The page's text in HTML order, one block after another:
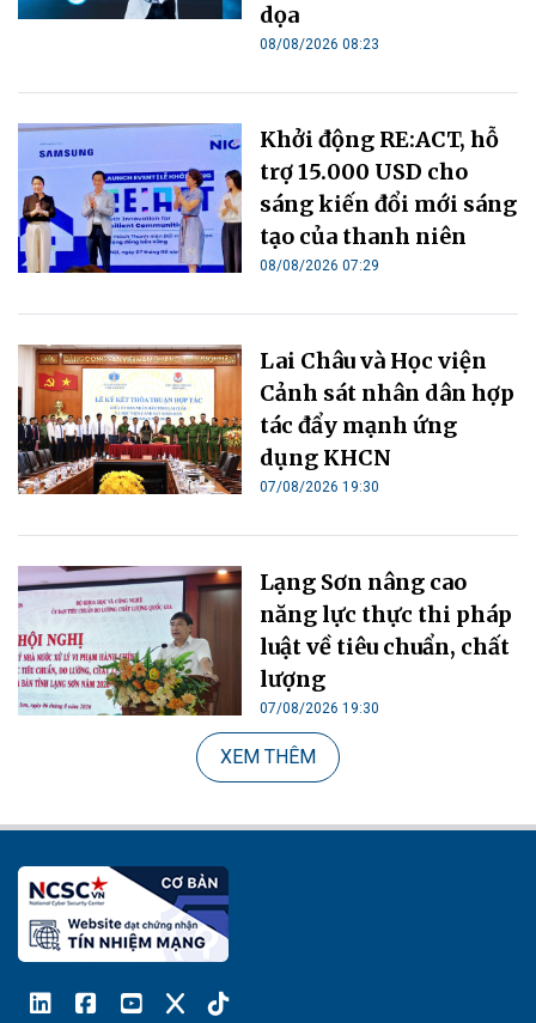
dọa
08/08/2026 08:23
Khởi động RE:ACT, hỗ
trợ 15.000 USD cho
sáng kiến đổi mới sáng
tạo của thanh niên
08/08/2026 07:29
Lai Châu và Học viện
Cảnh sát nhân dân hợp
tác đẩy mạnh ứng
dụng KHCN
07/08/2026 19:30
Lạng Sơn nâng cao
năng lực thực thi pháp
luật về tiêu chuẩn, chất
lượng
07/08/2026 19:30
XEM THÊM